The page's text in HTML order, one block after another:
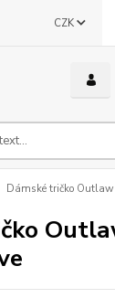
CZK
Dámské tričko Outlaw